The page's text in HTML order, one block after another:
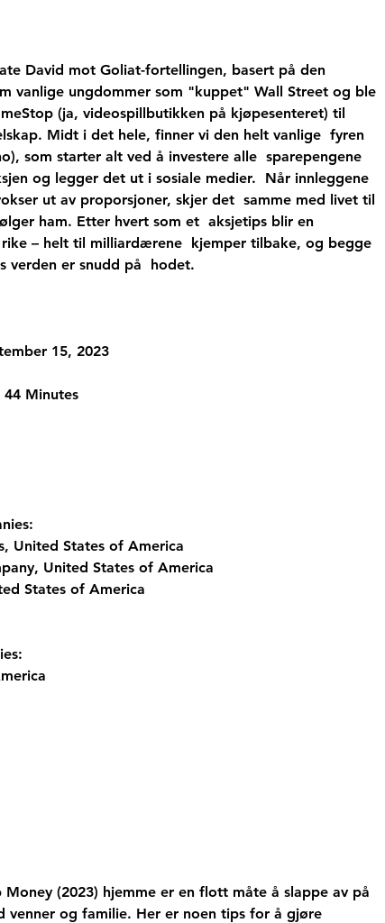
vanlige ungdommer som "kuppet" Wall Street og ble
(ja, videospillbutikken på kjøpesenteret) til
Midt i det hele, finner vi den helt vanlige  fyren
som starter alt ved å investere alle  sparepengene
og legger det ut i sosiale medier.  Når innleggene
ut av proporsjoner, skjer det  samme med livet til
ham. Etter hvert som et  aksjetips blir en
rike – helt til milliardærene  kjemper tilbake, og begge
verden er snudd på  hodet.
15, 2023
44 Minutes
United States of America
United States of America
States of America
venner og familie. Her er noen tips for å gjøre